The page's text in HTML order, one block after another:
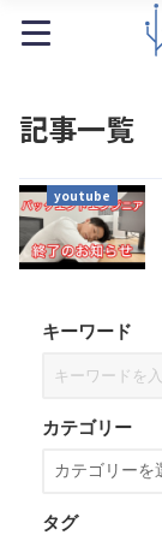
記事一覧
youtube
キーワード
カテゴリー
タグ